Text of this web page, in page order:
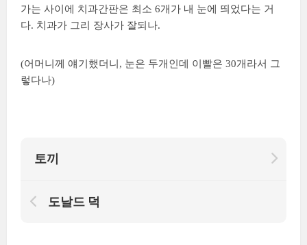
가는 사이에 치과간판은 최소 6개가 내 눈에 띄었다는 거
다. 치과가 그리 장사가 잘되나.
(어머니께 얘기했더니, 눈은 두개인데 이빨은 30개라서 그
렇다나)
토끼
도날드 덕